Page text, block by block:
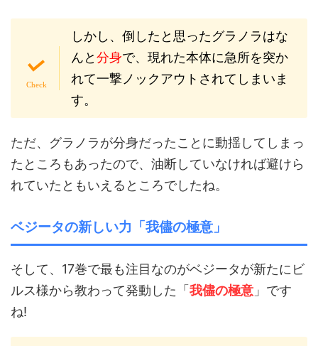
しかし、倒したと思ったグラノラはな
んと分身で、現れた本体に急所を突か
れて一撃ノックアウトされてしまいま
す。
ただ、グラノラが分身だったことに動揺してしまっ
たところもあったので、油断していなければ避けら
れていたともいえるところでしたね。
ベジータの新しい力「我儘の極意」
そして、17巻で最も注目なのがベジータが新たにビ
ルス様から教わって発動した「 我儘の極意 」です
ね!